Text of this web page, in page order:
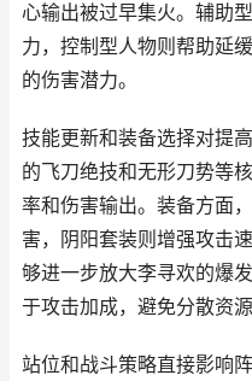
心输出被过早集火。辅助
力，控制型人物则帮助延
的伤害潜力。
技能更新和装备选择对提
的飞刀绝技和无形刀势等
率和伤害输出。装备方面
害，阴阳套装则增强攻击
够进一步放大李寻欢的爆
于攻击加成，避免分散资
站位和战斗策略直接影响